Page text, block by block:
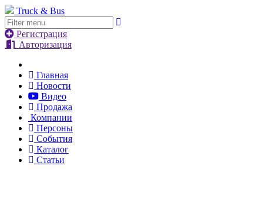
Truck & Bus
Регистрация
Авторизация
Главная
Новости
Видео
Продажа
Компании
Персоны
События
Каталог
Статьи